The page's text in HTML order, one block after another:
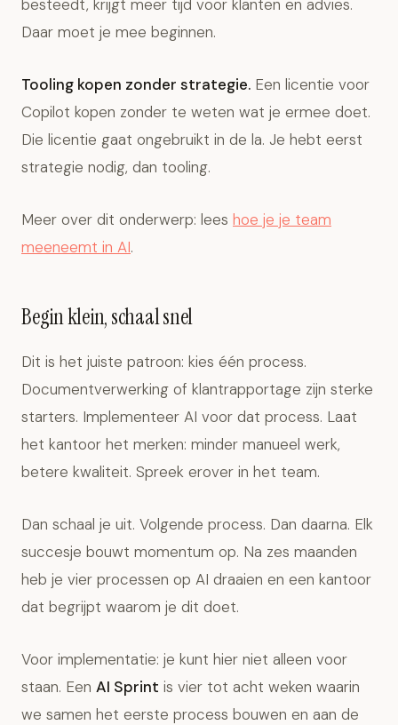
besteedt, krijgt meer tijd voor klanten en advies.
Daar moet je mee beginnen.
Tooling kopen zonder strategie. Een licentie voor
Copilot kopen zonder te weten wat je ermee doet.
Die licentie gaat ongebruikt in de la. Je hebt eerst
strategie nodig, dan tooling.
Meer over dit onderwerp: lees hoe je je team
meeneemt in AI.
Begin klein, schaal snel
Dit is het juiste patroon: kies één process.
Documentverwerking of klantrapportage zijn sterke
starters. Implementeer AI voor dat process. Laat
het kantoor het merken: minder manueel werk,
betere kwaliteit. Spreek erover in het team.
Dan schaal je uit. Volgende process. Dan daarna. Elk
succesje bouwt momentum op. Na zes maanden
heb je vier processen op AI draaien en een kantoor
dat begrijpt waarom je dit doet.
Voor implementatie: je kunt hier niet alleen voor
staan. Een AI Sprint is vier tot acht weken waarin
we samen het eerste process bouwen en aan de